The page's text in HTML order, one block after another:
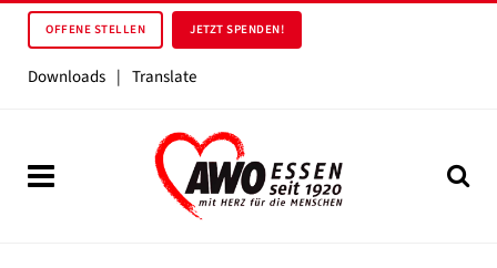
OFFENE STELLEN JETZT SPENDEN!
Downloads | Translate